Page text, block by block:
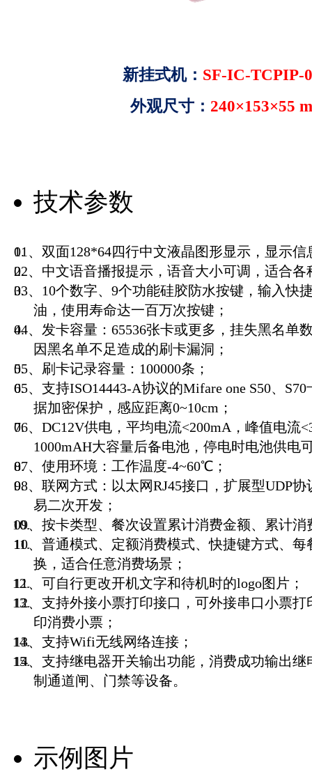
新挂式机： SF-IC-
外观尺寸： 240×153×55
技术参数
01、双面128*64四行中文液晶图形显示，显示信
02、中文语音播报提示，语音大小可调，适合各
03、10个数字、9个功能硅胶防水按键，输入快
油，使用寿命达一百万次按键；
04、发卡容量：65536张卡或更多，挂失黑名单
因黑名单不足造成的刷卡漏洞；
05、刷卡记录容量：100000条；
05、支持ISO14443-A协议的Mifare one S50、
据加密保护，感应距离0~10cm；
06、DC12V供电，平均电流<200mA，峰值电流
1000mAH大容量后备电池，停电时电池供电
07、使用环境：工作温度-4~60℃；
08、联网方式：以太网RJ45接口，扩展型UDP
易二次开发；
09、按卡类型、餐次设置累计消费金额、累计消
10、普通模式、定额消费模式、快捷键方式、
换，适合任意消费场景；
11、可自行更改开机文字和待机时的logo图片；
12、支持外接小票打印接口，可外接串口小票
印消费小票；
13、支持Wifi无线网络连接；
14、支持继电器开关输出功能，消费成功输出
制通道闸、门禁等设备。
示例图片